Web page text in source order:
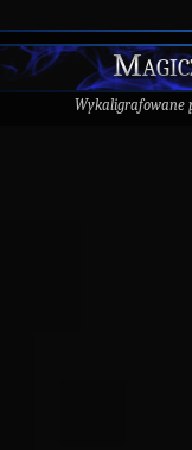
Wykaligrafowane